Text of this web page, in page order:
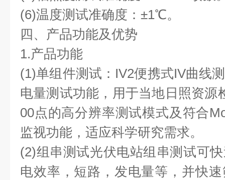
(6)温度测试准确度：±1℃。
四、产品功能及优势
1.产品功能
(1)单组件测试：IV2便携式IV曲线
电量测试功能，⽤于当地⽇照资源
00点的⾼分辨率测试模式及符合
监视功能，适应科学研究需求。
(2)组串测试光伏电站组串测试可
电效率，短路，发电量等，并快